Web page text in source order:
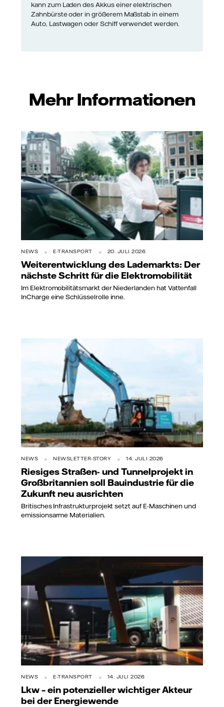
kann zum Laden des Akkus einer elektrischen
Zahnbürste oder in größerem Maßstab in einem
Auto, Lastwagen oder Schiff verwendet werden.
Mehr Informationen
NEWS E-TRANSPORT 20. JULI 2026
Weiterentwicklung des Lademarkts: Der
nächste Schritt für die Elektromobilität
Im Elektromobilitätsmarkt der Niederlanden hat Vattenfall
InCharge eine Schlüsselrolle inne.
NEWS NEWSLETTER-STORY 14. JULI 2026
Riesiges Straßen- und Tunnelprojekt in
Großbritannien soll Bauindustrie für die
Zukunft neu ausrichten
Britisches Infrastrukturprojekt setzt auf E-Maschinen und
emissionsarme Materialien.
NEWS E-TRANSPORT 14. JULI 2026
Lkw – ein potenzieller wichtiger Akteur
bei der Energiewende